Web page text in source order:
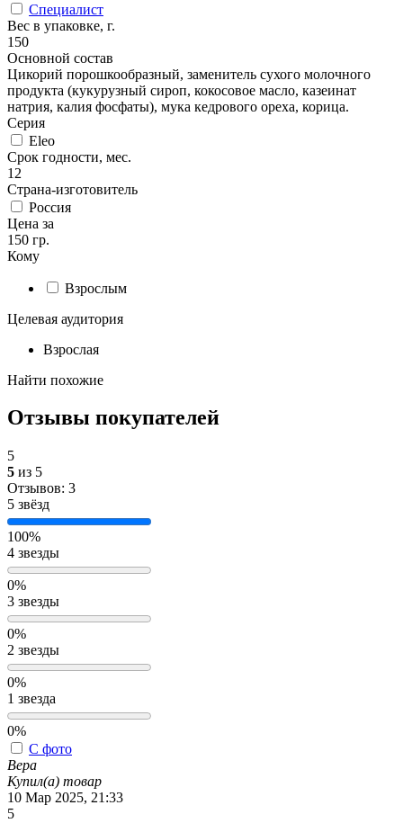
Специалист
Вес в упаковке, г.
150
Основной состав
Цикорий порошкообразный, заменитель сухого молочного
продукта (кукурузный сироп, кокосовое масло, казеинат
натрия, калия фосфаты), мука кедрового ореха, корица.
Серия
Eleo
Срок годности, мес.
12
Страна-изготовитель
Россия
Цена за
150 гр.
Кому
Взрослым
Целевая аудитория
Взрослая
Найти похожие
Отзывы покупателей
5
5 из 5
Отзывов: 3
5 звёзд
100%
4 звезды
0%
3 звезды
0%
2 звезды
0%
1 звезда
0%
С фото
Вера
Купил(а) товар
10 Мар 2025, 21:33
5